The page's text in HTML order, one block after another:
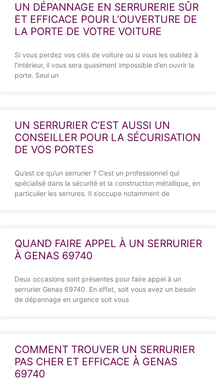
UN DÉPANNAGE EN SERRURERIE SÛR
ET EFFICACE POUR L’OUVERTURE DE
LA PORTE DE VOTRE VOITURE
Si vous perdez vos clés de voiture ou si vous les oubliez à
l’intérieur, il vous sera quasiment impossible d’en ouvrir la
porte. Seul un
UN SERRURIER C’EST AUSSI UN
CONSEILLER POUR LA SÉCURISATION
DE VOS PORTES
Qu’est ce qu’un serrurier ? C’est un professionnel qui
spécialisé dans la sécurité et la construction métallique, en
particulier les serrures. Il s’occupe notamment de
QUAND FAIRE APPEL À UN SERRURIER
À GENAS 69740
Deux occasions sont présentes pour faire appel à un
serrurier Genas 69740. En effet, soit vous avez un besoin
de dépannage en urgence soit vous
COMMENT TROUVER UN SERRURIER
PAS CHER ET EFFICACE À GENAS
69740